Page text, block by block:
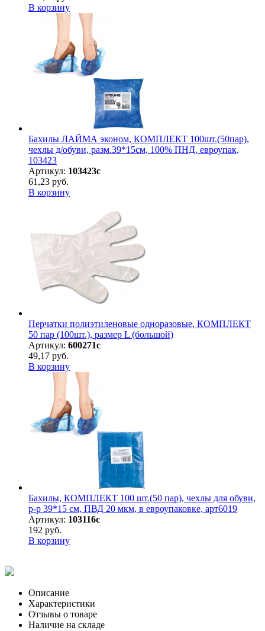
В корзину
Бахилы ЛАЙМА эконом, КОМПЛЕКТ 100шт.(50пар),
чехлы д/обуви, разм.39*15см, 100% ПНД, евроупак,
103423
Артикул: 103423с
61,23 руб.
В корзину
Перчатки полиэтиленовые одноразовые, КОМПЛЕКТ
50 пар (100шт.), размер L (большой)
Артикул: 600271с
49,17 руб.
В корзину
Бахилы, КОМПЛЕКТ 100 шт.(50 пар), чехлы для обуви,
р-р 39*15 см, ПВД 20 мкм, в евроупаковке, арт6019
Артикул: 103116с
192 руб.
В корзину
Описание
Характеристики
Отзывы о товаре
Наличие на складе